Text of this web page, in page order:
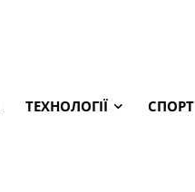
ТЕХНОЛОГІЇ СПОРТ